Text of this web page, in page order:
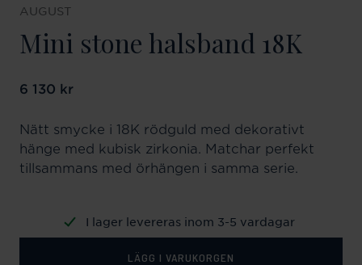
AUGUST
Mini stone halsband 18K
Pris:6 130 kr
6 130 kr
Nätt smycke i 18K rödguld med dekorativt
hänge med kubisk zirkonia. Matchar perfekt
tillsammans med örhängen i samma serie.
I lager levereras inom 3-5 vardagar
LÄGG I VARUKORGEN